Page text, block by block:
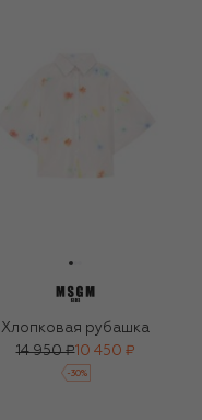
Хлопковая рубашка
14 950 ₽10 450 ₽
-30%